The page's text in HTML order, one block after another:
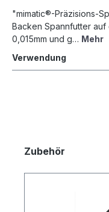
"mimatic®-Präzisions-
Backen Spannfutter auf
0,015mm und g… Mehr
Verwendung
Zubehör